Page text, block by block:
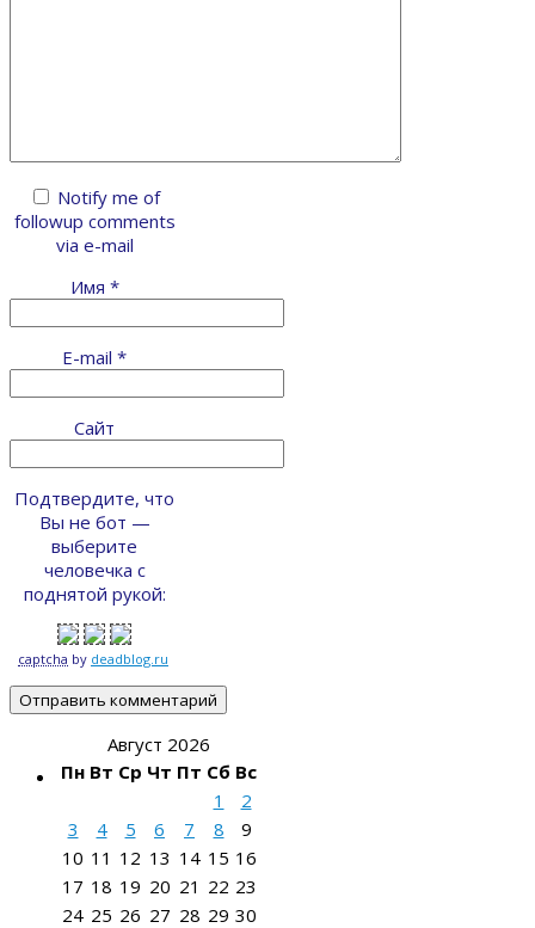
Notify me of
followup comments
via e-mail
Имя *
E-mail *
Сайт
Подтвердите, что
Вы не бот —
выберите
человечка с
поднятой рукой:
captcha by deadblog.ru
Август 2026
Пн Вт Ср Чт Пт Сб Вс
1
2
3
4 5 6 7 8
9
10 11 12 13 14 15 16
17 18 19 20 21 22 23
24 25 26 27 28 29 30